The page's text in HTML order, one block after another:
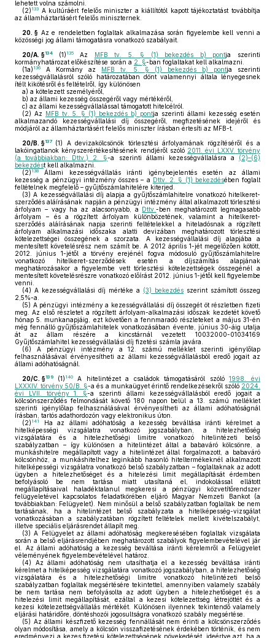
lehetett volna számolni.
(2) 133 A kultúráért felelős miniszter a kiállítótól kapott tájékoztatást továbbítja
az államháztartásért felelős miniszternek.
20. § Az e rendeletben foglaltak alkalmazása során figyelembe kell venni a
közösségi jog állami támogatásra vonatkozó szabályait.
20/A. §134 (1) 135Az MFB tv. 5. § (1) bekezdés b) pontja szerinti
kormányhatározat előkészítése során a 2. §-ban foglaltakat kell alkalmazni.
(1a) 136 A Kormány az MFB tv. 5. § (1) bekezdés b) pontja szerinti
kezességvállalásról szóló határozatában dönt valamennyi általa lényegesnek
ítélt kikötésről és feltételről, így különösen
a) a kötelezett személyéről,
b) az állami kezesség összegéről vagy mértékéről,
c) az állami kezességvállalással támogatott hitelcélról.
(2) Az MFB tv. 5. § (1) bekezdés b) pontja szerinti állami kezesség esetén
alkalmazandó kezességvállalási díj összegéről, megfizetésének idejéről és
módjáról az államháztartásért felelős miniszter írásban értesíti az MFB-t.
20/B. §137 (1)
A devizakölcsönök törlesztési árfolyamának rögzítéséről és a
lakóingatlanok kényszerértékesítésének rendjéről szóló 2011. évi LXXV. törvény
(a továbbiakban: Dttv.) 2. §-a szerinti állami kezességvállalásra a (2)–(6)
bekezdést kell alkalmazni.
(2) 138
Állami kezességvállalás iránti igénybejelentés esetén az állami
kezesség a pénzügyi intézmény összes – a Dttv. 2. § (1) bekezdésében foglalt
feltételnek megfelelő – gyűjtőszámlahitelére kiterjed.
(3) A kezességvállalási díj alapja a gyűjtőszámlahitelre vonatkozó hitelkeret-
szerződés aláírásának napján a pénzügyi intézmény által alkalmazott törlesztési
árfolyam – vagy ha az alacsonyabb, a Dttv.-ben meghatározott legmagasabb
árfolyam – és a rögzített árfolyam különbözetének, valamint a hitelkeret-
szerződés aláírásának napja szerinti feltételekkel a hiteladósnak a rögzített
árfolyam alkalmazási időszaka alatti devizában meghatározott törlesztési
kötelezettségei összegének a szorzata. A kezességvállalási díj alapjába a
mentesített követelésrész nem számít be. A 2012 április 1-jét megelőzően kötött,
2012. június 1-jétől a törvény erejénél fogva módosuló gyűjtőszámlahitelre
vonatkozó hitelkeret-szerződések esetén a díjszámítás alapjának
meghatározásakor a figyelembe vett törlesztési kötelezettségek összegénél a
mentesített követelésrészre vonatkozó előírást 2012. június 1-jétől kell figyelembe
venni.
(4) A kezességvállalási díj mértéke a (3) bekezdés szerint számított összeg
2,5%-a.
(5) A pénzügyi intézmény a kezességvállalási díj összegét öt részletben fizeti
meg. Az első részletet a rögzített árfolyam-alkalmazási időszak kezdetét követő
hónap 5. munkanapjáig, ezt követően a fennmaradó részleteket a május 31-én
még fennálló gyűjtőszámlahitelek vonatkozásában évente, június 30-áig utalja
át az állam részére a kincstárnál vezetett 10032000-01034169
Gyűjtőszámlahitel kezességvállalási díj fizetési számla javára.
(6) A pénzügyi intézmény a 12. számú melléklet szerinti igénylőlap
felhasználásával érvényesítheti az állami kezességvállalásból eredő jogait az
állami adóhatóságnál.
20/C. §139 (1) 140A hitelintézet a családok támogatásáról szóló1998. évi
LXXXIV. törvény 50/B. §-a és a munkaügyet érintő rendelkezésekről szóló 2024.
évi LVII. törvény 1. §-a szerinti állami kezességvállalásból eredő jogait a
kölcsönszerződés felmondását követő 180 napon belül a 13. számú melléklet
szerinti igénylőlap felhasználásával érvényesítheti az állami adóhatóságnál
írásban, tartós adathordozón vagy elektronikus úton.
(2) 141
Ha az állami adóhatóság a kezesség beváltása iránti kérelmet a
hitelképességi vizsgálatra vonatkozó jogszabályban, a hitelezhetőség
vizsgálatára és a hitelezhetőségi limitre vonatkozó hitelintézeti belső
szabályzatban – így különösen a hitelintézet által a babaváró kölcsönre, a
munkáshitelre megállapított vagy a hitelintézet által forgalmazott, a babaváró
kölcsönhöz, a munkáshitelhez leginkább hasonló hiteltermékeknél alkalmazott
hitelképességi vizsgálatra vonatkozó belső szabályzatban – foglaltaknak az adott
ügyben a hitelezhetőséget és a hitelezési limit megállapítását érdemben
befolyásoló be nem tartása miatt utasítaná el, indokolással ellátott
megállapításaival haladéktalanul megkeresi a pénzügyi közvetítőrendszer
felügyeletével kapcsolatos feladatkörében eljáró Magyar Nemzeti Bankot (a
továbbiakban: Felügyelet). Nem minősül a belső szabályzatban foglaltak be nem
tartásának, ha a hitelintézet belső szabályzata a hitelképesség-vizsgálat
vonatkozásában a szabályzatában rögzített feltételek mellett kivételszabályt,
illetve speciális eljárásrendet állapít meg.
(3) A Felügyelet az állami adóhatóság megkeresésében foglaltak vizsgálata
során a belső eljárásrendjében meghatározott szabályok figyelembevételével jár
el. Az állami adóhatóság a kezesség beváltása iránti kérelemről a Felügyelet
véleményének figyelembevételével határoz.
(4) Az állami adóhatóság nem utasíthatja el a kezesség beváltása iránti
kérelmet a hitelképesség vizsgálatára vonatkozó jogszabályban, a hitelezhetőség
vizsgálatára és a hitelezhetőségi limitre vonatkozó hitelintézeti belső
szabályzatban foglaltak megsértésére tekintettel, amennyiben valamely szabály
be nem tartása nem befolyásolta az adott ügyben a hitelezhetőséget és a
hitelezési limit megállapítását, ezáltal a kezesi kötelezettség létrejöttét és a
kezesi kötelezettségvállalás mértékét. Különösen ilyennek tekintendő valamely
eljárási határidőre, döntéshozói jogosultságra vonatkozó szabály megsértése.
(5) Az állami készfizető kezesség fennállását nem érinti a kölcsönszerződés
olyan módosítása, amely a kölcsön visszafizetésének érdekében történik, és nem
eredményezi a kezes fizetési kötelezettségének növekedését, ideértve azt, ha a